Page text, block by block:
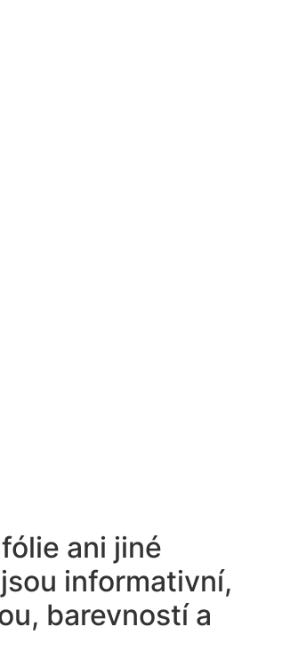
ani jiné
informativní,
barevností a